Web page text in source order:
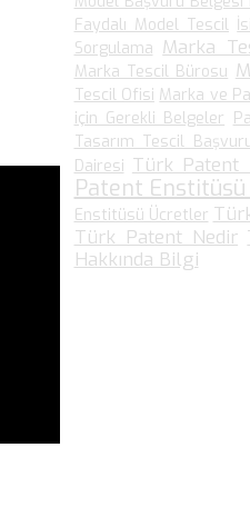
Faydalı Model Tescil
Sorgulama Marka
Marka Tescil Bürosu
Tescil Ofisi Marka ve
için Gerekli Belgeler
Tasarım Tescil
Dairesi Türk Patent
Patent
Enstitüsü Ücretler
Türk Patent Nedir
Hakkında Bilgi